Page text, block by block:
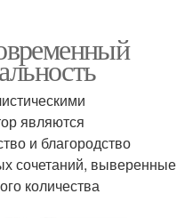
являются
и благородство
сочетаний, выверенные
количества